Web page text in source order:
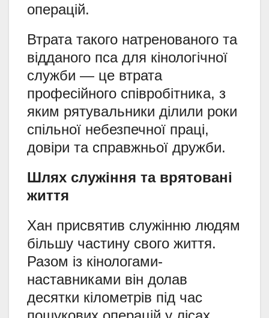
операцій.
Втрата такого натренованого та
відданого пса для кінологічної
служби — це втрата
професійного співробітника, з
яким рятувальники ділили роки
спільної небезпечної праці,
довіри та справжньої дружби.
Шлях служіння та врятовані
життя
Хан присвятив служінню людям
більшу частину свого життя.
Разом із кінологами-
наставниками він долав
десятки кілометрів під час